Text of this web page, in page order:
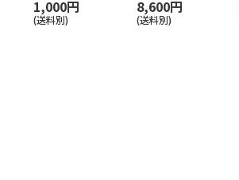
1,000円
(送料別)
8,600円
(送料別)